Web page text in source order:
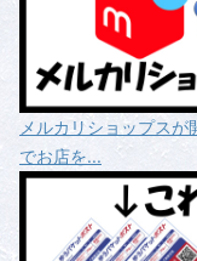
メルカリショップスが
でお店を...